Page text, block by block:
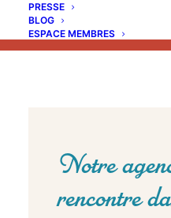
PRESSE
BLOG
ESPACE MEMBRES
Notre
rencontre